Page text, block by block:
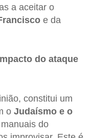
a aceitar o
e da
do ataque
constitui um
o Judaísmo e o
do